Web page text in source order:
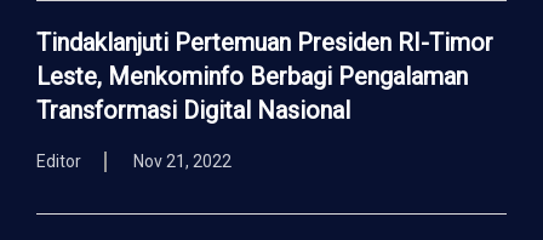
Tindaklanjuti Pertemuan Presiden RI-Timor
Leste, Menkominfo Berbagi Pengalaman
Transformasi Digital Nasional
Editor Nov 21, 2022